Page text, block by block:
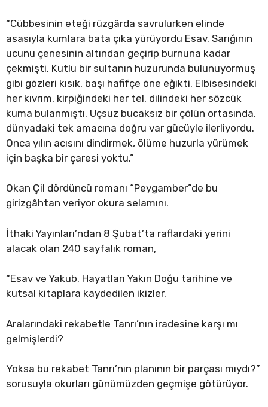
“Cübbesinin eteği rüzgârda savrulurken elinde
asasıyla kumlara bata çıka yürüyordu Esav. Sarığının
ucunu çenesinin altından geçirip burnuna kadar
çekmişti. Kutlu bir sultanın huzurunda bulunuyormuş
gibi gözleri kısık, başı hafifçe öne eğikti. Elbisesindeki
her kıvrım, kirpiğindeki her tel, dilindeki her sözcük
kuma bulanmıştı. Uçsuz bucaksız bir çölün ortasında,
dünyadaki tek amacına doğru var gücüyle ilerliyordu.
Onca yılın acısını dindirmek, ölüme huzurla yürümek
için başka bir çaresi yoktu.”
Okan Çil dördüncü romanı “Peygamber”de bu
girizgâhtan veriyor okura selamını.
İthaki Yayınları’ndan 8 Şubat’ta raflardaki yerini
alacak olan 240 sayfalık roman,
“Esav ve Yakub. Hayatları Yakın Doğu tarihine ve
kutsal kitaplara kaydedilen ikizler.
Aralarındaki rekabetle Tanrı’nın iradesine karşı mı
gelmişlerdi?
Yoksa bu rekabet Tanrı’nın planının bir parçası mıydı?”
sorusuyla okurları günümüzden geçmişe götürüyor.